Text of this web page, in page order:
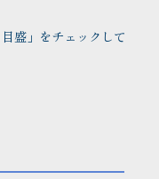
盛」をチェックして